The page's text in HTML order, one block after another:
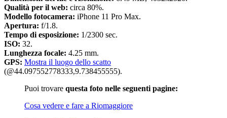
Qualità per il web: circa 80%.
Modello fotocamera: iPhone 11 Pro Max.
Apertura: f/1.8.
Tempo di esposizione: 1/2300 sec.
ISO: 32.
Lunghezza focale: 4.25 mm.
GPS: Mostra il luogo dello scatto
(@44.097552778333,9.738455555).
Puoi trovare questa foto nelle seguenti pagine:
Cosa vedere e fare a Riomaggiore